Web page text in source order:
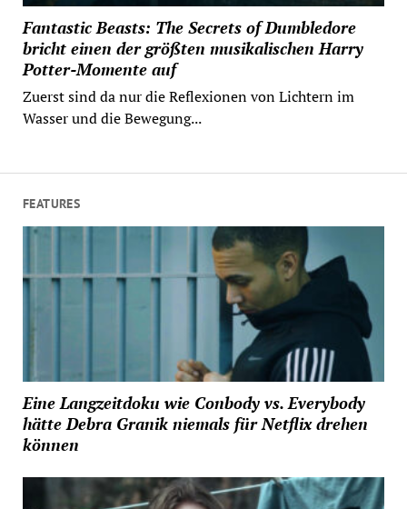
Fantastic Beasts: The Secrets of Dumbledore
bricht einen der größten musikalischen Harry
Potter-Momente auf
Zuerst sind da nur die Reflexionen von Lichtern im
Wasser und die Bewegung...
FEATURES
Eine Langzeitdoku wie Conbody vs. Everybody
hätte Debra Granik niemals für Netflix drehen
können